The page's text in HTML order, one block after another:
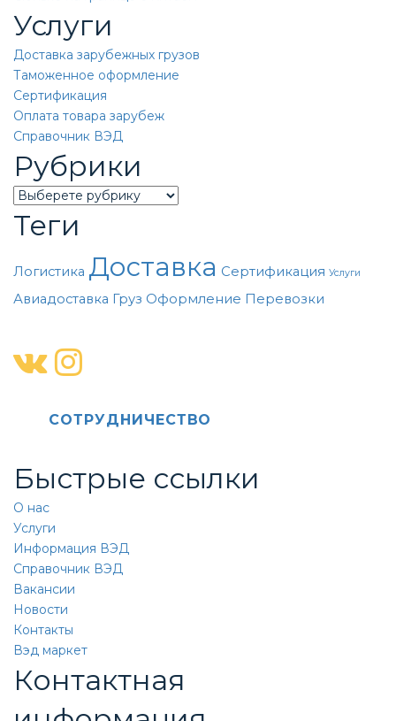
Услуги
Доставка зарубежных грузов
Таможенное оформление
Сертификация
Оплата товара зарубеж
Справочник ВЭД
Рубрики
Categories
Теги
Логистика Доставка Сертификация Услуги
Авиадоставка Груз Оформление Перевозки
CОТРУДНИЧЕСТВО
Быстрые ссылки
О нас
Услуги
Информация ВЭД
Справочник ВЭД
Вакансии
Новости
Контакты
Вэд маркет
Контактная